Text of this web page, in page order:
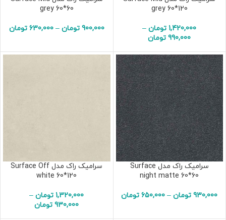
grey 60*120
1,420,000 تومان –
990,000 تومان
grey 60*60
900,000 تومان –
630,000 تومان
سرامیک راک مدل Surface
night matte 60*60
930,000 تومان –
650,000 تومان
سرامیک راک مدل Surface Off
white 60*120
1,320,000 تومان –
930,000 تومان